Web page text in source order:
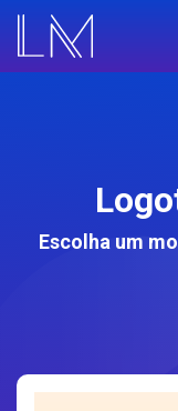
Escolha um